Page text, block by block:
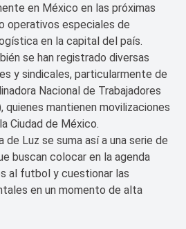
en México en las próximas
operativos especiales de
en la capital del país.
se han registrado diversas
y sindicales, particularmente de
Nacional de Trabajadores
quienes mantienen movilizaciones
Ciudad de México.
Luz se suma así a una serie de
buscan colocar en la agenda
al futbol y cuestionar las
en un momento de alta